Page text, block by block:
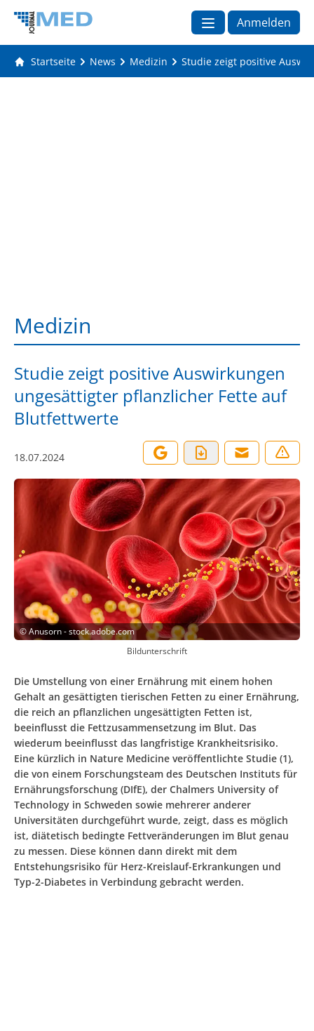
Anmelden
Startseite News Medizin Studie zeigt positive
Medizin
Studie zeigt positive Auswirkungen
ungesättigter pflanzlicher Fette auf
Blutfettwerte
18.07.2024
©Anusorn - stock.adobe.com
Bildunterschrift
Die Umstellung von einer Ernährung mit einem hohen
Gehalt an gesättigten tierischen Fetten zu einer Ernährung,
die reich an pflanzlichen ungesättigten Fetten ist,
beeinflusst die Fettzusammensetzung im Blut. Das
wiederum beeinflusst das langfristige Krankheitsrisiko.
Eine kürzlich in Nature Medicine veröffentlichte Studie (1),
die von einem Forschungsteam des Deutschen Instituts für
Ernährungsforschung (DIfE), der Chalmers University of
Technology in Schweden sowie mehrerer anderer
Universitäten durchgeführt wurde, zeigt, dass es möglich
ist, diätetisch bedingte Fettveränderungen im Blut genau
zu messen. Diese können dann direkt mit dem
Entstehungsrisiko für Herz-Kreislauf-Erkrankungen und
Typ-2-Diabetes in Verbindung gebracht werden.